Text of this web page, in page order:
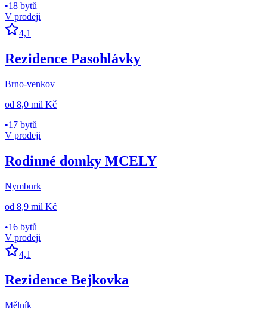
•18 bytů
V prodeji
4,1
Rezidence Pasohlávky
Brno-venkov
od 8,0 mil Kč
•17 bytů
V prodeji
Rodinné domky MCELY
Nymburk
od 8,9 mil Kč
•16 bytů
V prodeji
4,1
Rezidence Bejkovka
Mělník